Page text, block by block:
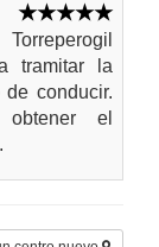
tramitar la
conducir.
el